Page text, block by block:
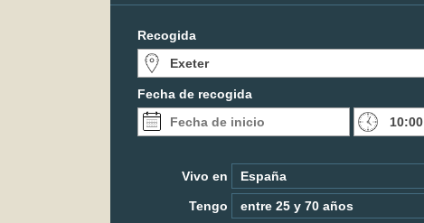
Recogida
Fecha de recogida
Vivo en
Tengo